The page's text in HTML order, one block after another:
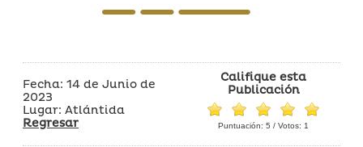
Fecha: 14 de Junio de
2023
Lugar: Atlántida
Regresar
Califique esta
Publicación
Puntuación: 5 / Votos: 1